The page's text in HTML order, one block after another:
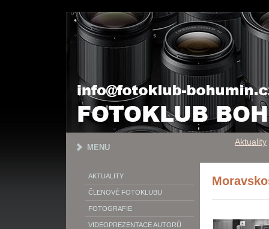
MENU
AKTUALITY
ČLENOVÉ FOTOKLUBU
FOTOGRAFIE
VIDEOPREZENTACE AUTORŮ
Aktuality